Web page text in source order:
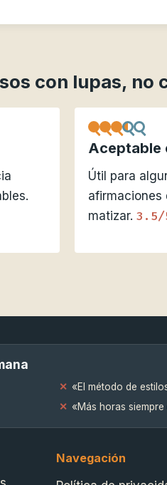
con lupas, no
Aceptable
Útil para
afirmaciones
matizar. 3.5/
«El método de
«Más horas siempre
Navegación